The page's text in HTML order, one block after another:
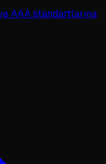
AAA standartlarına